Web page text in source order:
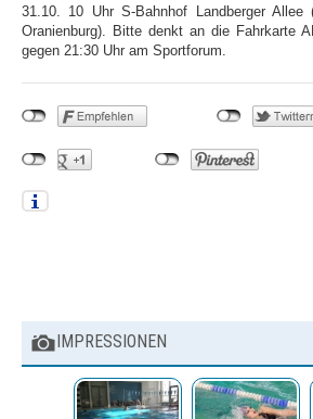
Termine
Schwimmprojekt Sulzfelder
Straße
Masters
News
Termine
Trainingslager
31.10. 10 Uhr S-Bahnhof Landberger Allee
Oranienburg). Bitte denkt an die Fahrkarte
gegen 21:30 Uhr am Sportforum.
IMPRESSIONEN